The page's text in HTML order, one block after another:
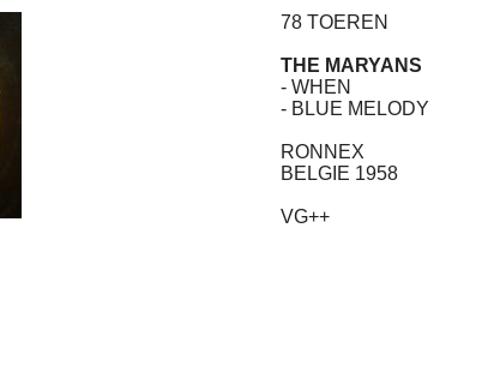
78 TOEREN
THE MARYANS
- WHEN
- BLUE MELODY
RONNEX
BELGIE 1958
VG++